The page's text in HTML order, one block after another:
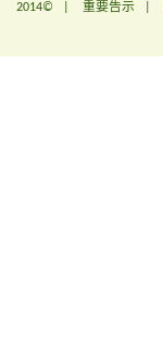
2014© | 重要告示